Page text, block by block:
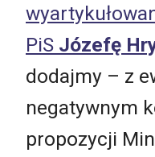
PiS Józefę
dodajmy – z
negatywnym
propozycji